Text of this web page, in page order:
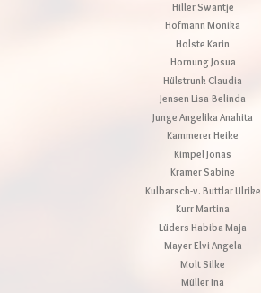
Hiller Swantje
Hofmann Monika
Holste Karin
Hornung Josua
Hülstrunk Claudia
Jensen Lisa-Belinda
Junge Angelika Anahita
Kammerer Heike
Kimpel Jonas
Kramer Sabine
Kulbarsch-v. Buttlar Ulrike
Kurr Martina
Lüders Habiba Maja
Mayer Elvi Angela
Molt Silke
Müller Ina